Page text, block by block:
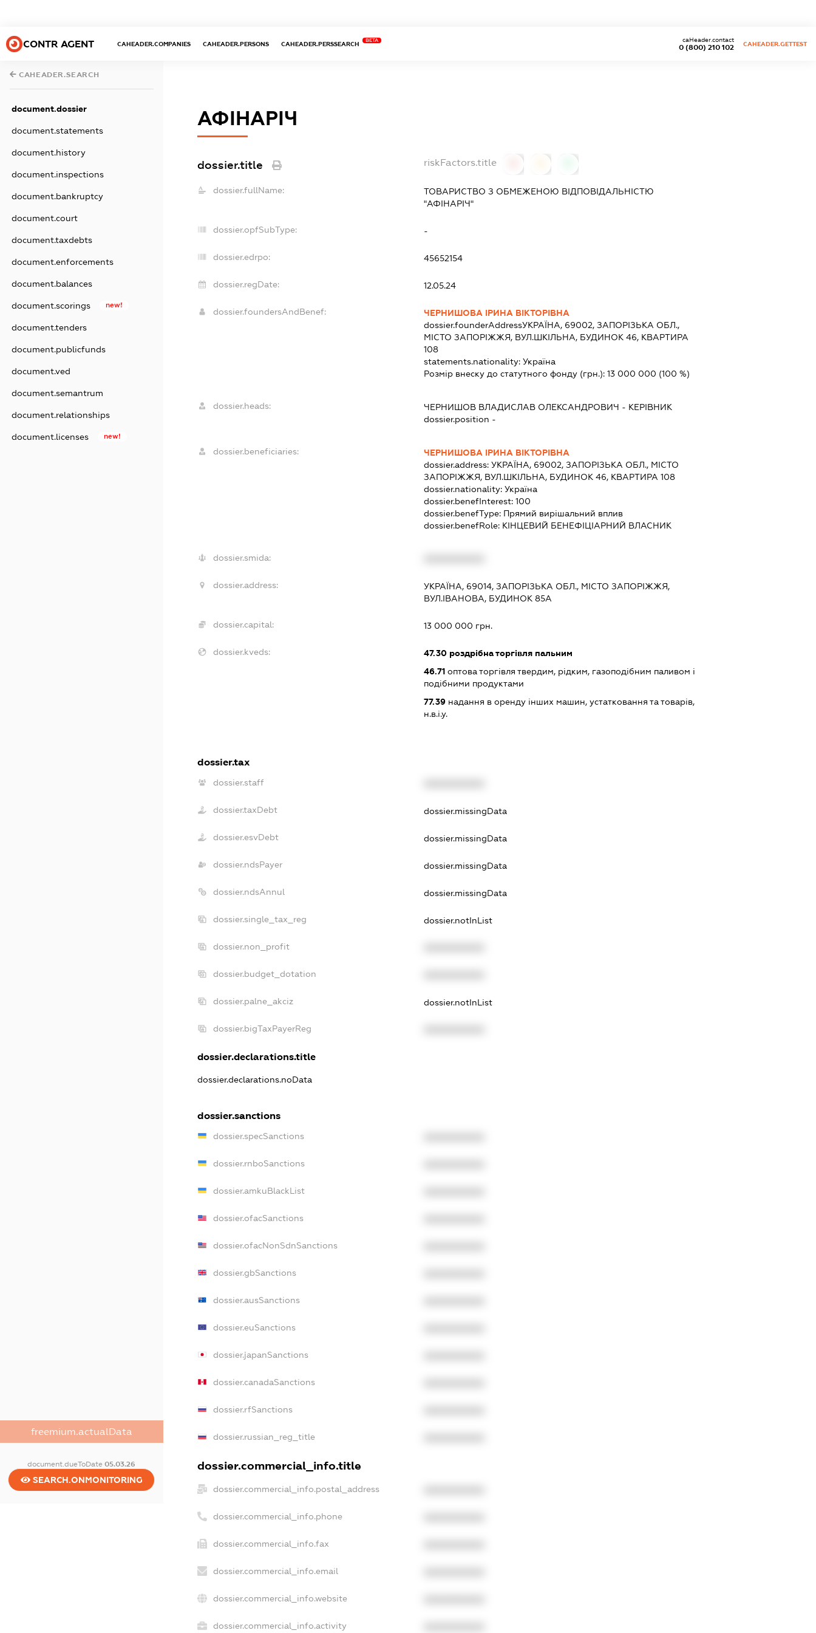
CONTR AGENT CAHEADER.COMPANIES CAHEADER.PERSONS CAHEADER.PERSSEARCH
BETA
0 (800) 210 102
caHeader.contact
CAHEADER.GETTEST
CAHEADER.SEARCH
document.dossier
document.statements
document.history
document.inspections
document.bankruptcy
document.court
document.taxdebts
document.enforcements
document.balances
document.scorings new!
document.tenders
document.publicfunds
document.ved
document.semantrum
document.relationships
document.licenses new!
freemium.actualData
document.dueToDate05.03.26
SEARCH.ONMONITORING
АФІНАРІЧ
dossier.title riskFactors.title
dossier.fullName:
ТОВАРИСТВО З ОБМЕЖЕНОЮ ВІДПОВІДАЛЬНІСТЮ
"АФІНАРІЧ"
dossier.opfSubType: -
dossier.edrpo: 45652154
dossier.regDate: 12.05.24
dossier.foundersAndBenef:
ЧЕРНИШОВА ІРИНА ВІКТОРІВНА
dossier.founderAddressУКРАЇНА, 69002, ЗАПОРІЗЬКА ОБЛ.,
МІСТО ЗАПОРІЖЖЯ, ВУЛ.ШКІЛЬНА, БУДИНОК 46, КВАРТИРА
108
statements.nationality: Україна
Розмір внеску до статутного фонду (грн.): 13 000 000 (100 %)
dossier.heads: ЧЕРНИШОВ ВЛАДИСЛАВ ОЛЕКСАНДРОВИЧ - КЕРІВНИК
dossier.position -
dossier.beneficiaries:
ЧЕРНИШОВА ІРИНА ВІКТОРІВНА
dossier.address: УКРАЇНА, 69002, ЗАПОРІЗЬКА ОБЛ., МІСТО
ЗАПОРІЖЖЯ, ВУЛ.ШКІЛЬНА, БУДИНОК 46, КВАРТИРА 108
dossier.nationality: Україна
dossier.benefInterest: 100
dossier.benefType: Прямий вирішальний вплив
dossier.benefRole: КІНЦЕВИЙ БЕНЕФІЦІАРНИЙ ВЛАСНИК
dossier.smida:
dossier.address:
УКРАЇНА, 69014, ЗАПОРІЗЬКА ОБЛ., МІСТО ЗАПОРІЖЖЯ,
ВУЛ.ІВАНОВА, БУДИНОК 85А
dossier.capital: 13 000 000 грн.
dossier.kveds: 47.30роздрібна торгівля пальним
46.71оптова торгівля твердим, рідким, газоподібним паливом і
подібними продуктами
77.39надання в оренду інших машин, устатковання та товарів,
н.в.і.у.
dossier.tax
dossier.staff
dossier.taxDebt dossier.missingData
dossier.esvDebt dossier.missingData
dossier.ndsPayer dossier.missingData
dossier.ndsAnnul dossier.missingData
dossier.single_tax_reg dossier.notInList
dossier.non_profit
dossier.budget_dotation
dossier.palne_akciz dossier.notInList
dossier.bigTaxPayerReg
dossier.declarations.title
dossier.declarations.noData
dossier.sanctions
dossier.specSanctions
dossier.rnboSanctions
dossier.amkuBlackList
dossier.ofacSanctions
dossier.ofacNonSdnSanctions
dossier.gbSanctions
dossier.ausSanctions
dossier.euSanctions
dossier.japanSanctions
dossier.canadaSanctions
dossier.rfSanctions
dossier.russian_reg_title
dossier.commercial_info.title
dossier.commercial_info.postal_address
dossier.commercial_info.phone
dossier.commercial_info.fax
dossier.commercial_info.email
dossier.commercial_info.website
dossier.commercial_info.activity